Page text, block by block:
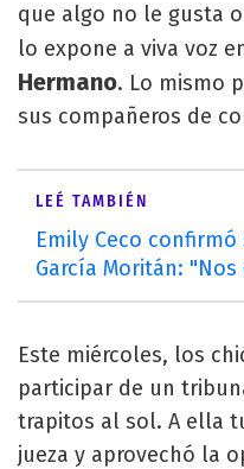
que algo no le gusta
lo expone a viva voz
Hermano. Lo mismo
sus compañeros de
LEÉ TAMBIÉN
Emily Ceco
García Moritán:
Este miércoles, los
participar de un
trapitos al sol. A ella
jueza y aprovechó la